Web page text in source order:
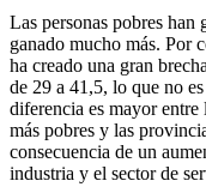
Las personas pobres han
ganado mucho más. Por
ha creado una gran
de 29 a 41,5, lo que no
diferencia es mayor
más pobres y las
consecuencia de un
industria y el sector de